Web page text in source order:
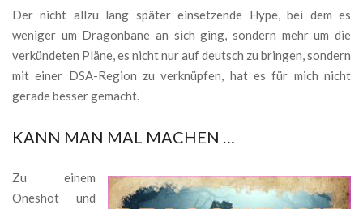
Der nicht allzu lang später einsetzende Hype, bei dem es
weniger um Dragonbane an sich ging, sondern mehr um die
verkündeten Pläne, es nicht nur auf deutsch zu bringen, sondern
mit einer DSA-Region zu verknüpfen, hat es für mich nicht
gerade besser gemacht.
KANN MAN MAL MACHEN …
Zu einem
Oneshot und